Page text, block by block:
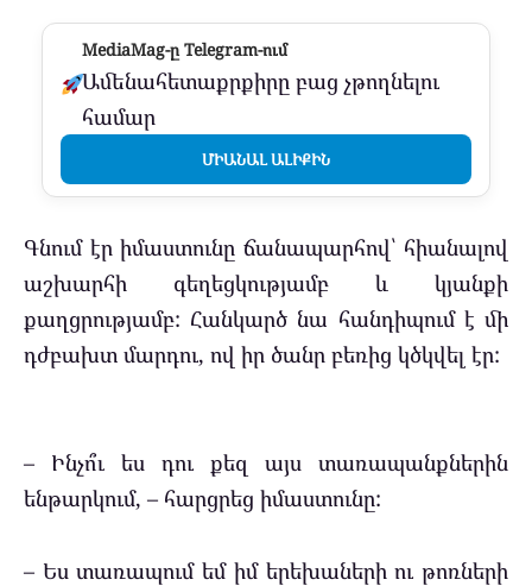
MediaMag-ը Telegram-ում
Ամենահետաքրքիրը բաց չթողնելու
համար
ՄԻԱՆԱԼ ԱԼԻՔԻՆ
Գնում էր իմաստունը ճանապարհով՝ հիանալով
աշխարհի գեղեցկությամբ և կյանքի
քաղցրությամբ: Հանկարծ նա հանդիպում է մի
դժբախտ մարդու, ով իր ծանր բեռից կծկվել էր:
– Ինչո՞ւ ես դու քեզ այս տառապանքներին
ենթարկում, – հարցրեց իմաստունը:
– Ես տառապում եմ իմ երեխաների ու թոռների